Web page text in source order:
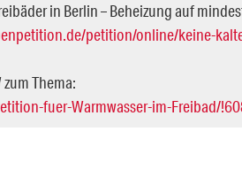
in Berlin – Beheizung auf
petition/online/keine-
zum Thema:
fuer-Warmwasser-im-Freibad/